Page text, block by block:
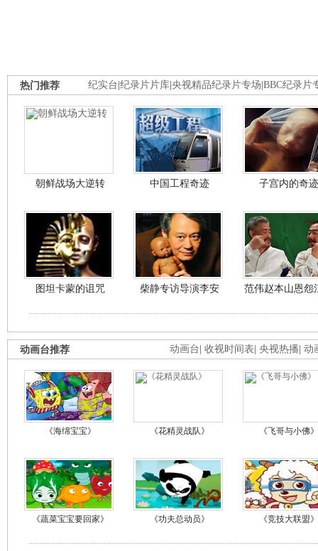
纪实台 纪录片片库 央视精品纪录片专场 BBC纪录片
热门推荐
朝鲜战场大逆转 中国工程奇迹 子宫内的奇迹
图坦卡蒙的诅咒 柴静专访导演李安 范伟赵本山恩怨
动画台 收视时间表 央视热播 动
动画台推荐
《海绵宝宝》 《花精灵战队》 《飞哥与小佛》
《蔬菜宝宝要回家》 《功夫总动员》 《竞技大联盟》